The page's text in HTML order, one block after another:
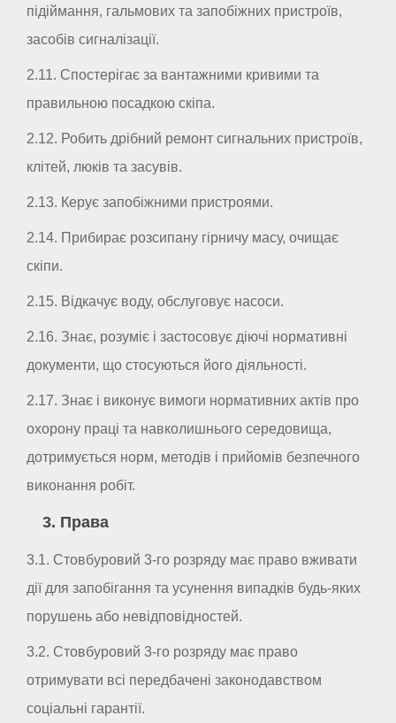
підіймання, гальмових та запобіжних пристроїв,
засобів сигналізації.
2.11. Спостерігає за вантажними кривими та
правильною посадкою скіпа.
2.12. Робить дрібний ремонт сигнальних пристроїв,
клітей, люків та засувів.
2.13. Керує запобіжними пристроями.
2.14. Прибирає розсипану гірничу масу, очищає
скіпи.
2.15. Відкачує воду, обслуговує насоси.
2.16. Знає, розуміє і застосовує діючі нормативні
документи, що стосуються його діяльності.
2.17. Знає і виконує вимоги нормативних актів про
охорону праці та навколишнього середовища,
дотримується норм, методів і прийомів безпечного
виконання робіт.
3. Права
3.1. Стовбуровий 3-го розряду має право вживати
дії для запобігання та усунення випадків будь-яких
порушень або невідповідностей.
3.2. Стовбуровий 3-го розряду має право
отримувати всі передбачені законодавством
соціальні гарантії.